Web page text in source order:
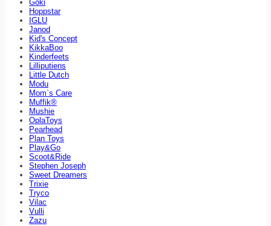
Goki
Hoppstar
IGLU
Janod
Kid's Concept
KikkaBoo
Kinderfeets
Lilliputiens
Little Dutch
Modu
Mom`s Care
Muffik®
Mushie
OplaToys
Pearhead
Plan Toys
Play&Go
Scoot&Ride
Stephen Joseph
Sweet Dreamers
Trixie
Tryco
Vilac
Vulli
Zazu